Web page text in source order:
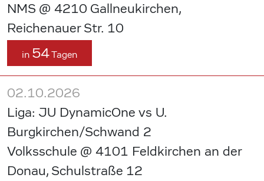
NMS @ 4210 Gallneukirchen,
Reichenauer Str. 10
in 54Tagen
02.10.2026
Liga: JU DynamicOne vs U.
Burgkirchen/Schwand 2
Volksschule @ 4101 Feldkirchen an der
Donau, Schulstraße 12